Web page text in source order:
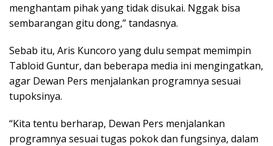
menghantam pihak yang tidak disukai. Nggak bisa
sembarangan gitu dong,” tandasnya.
Sebab itu, Aris Kuncoro yang dulu sempat memimpin
Tabloid Guntur, dan beberapa media ini mengingatkan,
agar Dewan Pers menjalankan programnya sesuai
tupoksinya.
“Kita tentu berharap, Dewan Pers menjalankan
programnya sesuai tugas pokok dan fungsinya, dalam